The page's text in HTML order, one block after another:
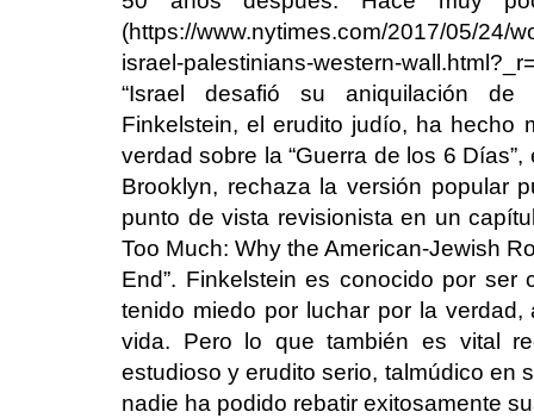
(https://www.nytimes.com/2017/05/24/
israel-palestinians-western-
“Israel desafió su aniquilación de
Finkelstein, el erudito judío, ha hecho
verdad sobre la “Guerra de los 6
Brooklyn, rechaza la versión popular
punto de vista revisionista en un
Too Much: Why the American-Jewish
End”. Finkelstein es conocido por
tenido miedo por luchar por la
vida. Pero lo que también es vital
estudioso y erudito serio, talmúdico en
nadie ha podido rebatir exitosamente